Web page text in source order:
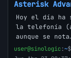
Asterisk
Hoy el día ha
la telefonía
aunque se
user@sinologic:~$